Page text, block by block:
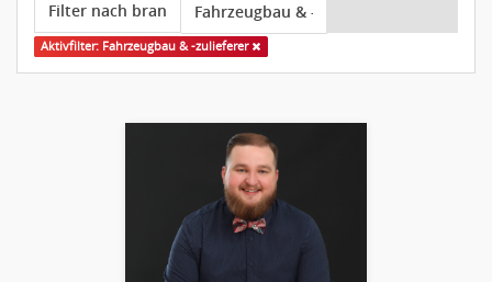
Aktivfilter: Fahrzeugbau & -zulieferer